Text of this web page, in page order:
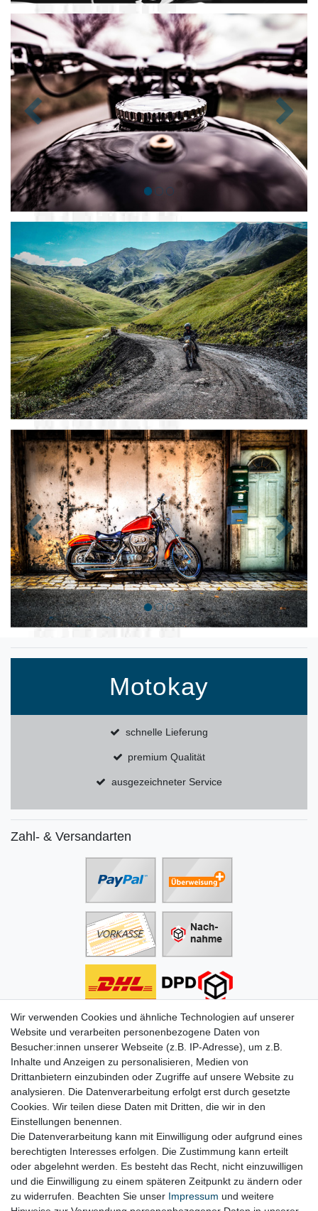
Zurück
Zurück
Motokay
schnelle Lieferung
premium Qualität
ausgezeichneter Service
Zahl- & Versandarten
Informationen
Zahlung
Versand & Lieferung
Batterien & Pfand
Altölverordnung
Infos zum Elektrogesetz
ODR-Verordnung
FAQs
Hilfe
Kontakt
Mein Konto
Wir verwenden Cookies und ähnliche Technologien auf unserer
Website und verarbeiten personenbezogene Daten von
Besucher:innen unserer Webseite (z.B. IP-Adresse), um z.B.
Inhalte und Anzeigen zu personalisieren, Medien von
Drittanbietern einzubinden oder Zugriffe auf unsere Website zu
analysieren. Die Datenverarbeitung erfolgt erst durch gesetzte
Cookies. Wir teilen diese Daten mit Dritten, die wir in den
Einstellungen benennen.
Die Datenverarbeitung kann mit Einwilligung oder aufgrund eines
berechtigten Interesses erfolgen. Die Zustimmung kann erteilt
oder abgelehnt werden. Es besteht das Recht, nicht einzuwilligen
und die Einwilligung zu einem späteren Zeitpunkt zu ändern oder
zu widerrufen. Beachten Sie unser Impressum und weitere